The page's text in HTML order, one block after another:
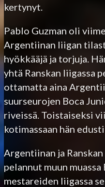
kertynyt.
Pablo Guzman oli
Argentiinan liigan
hyökkääjä ja torjuja.
yhtä Ranskan liigassa
ottamatta aina
suurseurojen Boca
riveissä. Toistaiseksi
kotimassaan hän
Argentiinan ja
pelannut muun
mestareiden liigassa